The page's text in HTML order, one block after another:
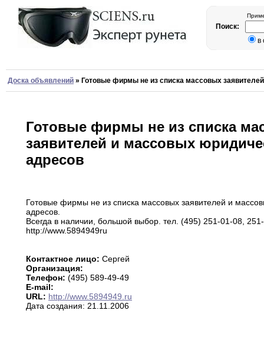
Поиск:
в
Доска объявлений » Готовые фирмы не из списка массовых
Готовые фирмы не из списка
заявителей и массовых
адресов
Готовые фирмы не из списка массовых заявителей и
адресов.
Всегда в наличии, большой выбор. тел. (495) 251-01-08,
http://www.5894949ru
Контактное лицо: Сергей
Организация:
Телефон: (495) 589-49-49
E-mail:
URL: http://www.5894949.ru
Дата создания: 21.11.2006